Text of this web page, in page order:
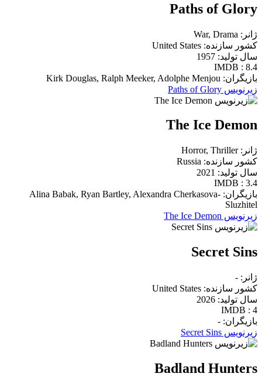
Paths of Glory
ژانر: War, Drama
کشور سازنده: United States
سال تولید: 1957
IMDB : 8.4
بازیگران: Kirk Douglas, Ralph Meeker, Adolphe Menjou
زیرنویس Paths of Glory
The Ice Demon
ژانر: Horror, Thriller
کشور سازنده: Russia
سال تولید: 2021
IMDB : 3.4
بازیگران: Alina Babak, Ryan Bartley, Alexandra Cherkasova-
Sluzhitel
زیرنویس The Ice Demon
Secret Sins
ژانر: -
کشور سازنده: United States
سال تولید: 2026
IMDB : 4
بازیگران: -
زیرنویس Secret Sins
Badland Hunters